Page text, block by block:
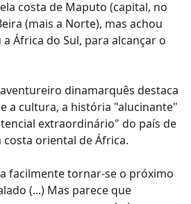
costa de Maputo (capital, no
(mais a Norte), mas achou
África do Sul, para alcançar o
dinamarquês destaca
a cultura, a história "alucinante"
extraordinário" do país de
oriental de África.
facilmente tornar-se o próximo
(...) Mas parece que